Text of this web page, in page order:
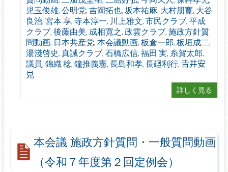
児玉俊雄, 公明党, 吉岡拓也, 坂本祐麻, 大村朋寛, 大谷
良治, 宮本 享, 寺本淳一, 川上雅文, 市民クラブ, 平成
クラブ, 後藤由美, 成相寛之, 政雲クラブ, 施政方針質
問動画, 日本共産党, 本会議動画, 板倉一郎, 板垣成二,
湯淺啓史, 真誠クラブ, 石橋広信, 福田 実, 糸賀太郎,
議員, 錦織 稔, 鐘推義憲, 長島和孝, 長廻利行, 𠮷井安
見
詳しく見る
本会議 施政方針質問・一般質問動画
（令和７年度第２回定例会）